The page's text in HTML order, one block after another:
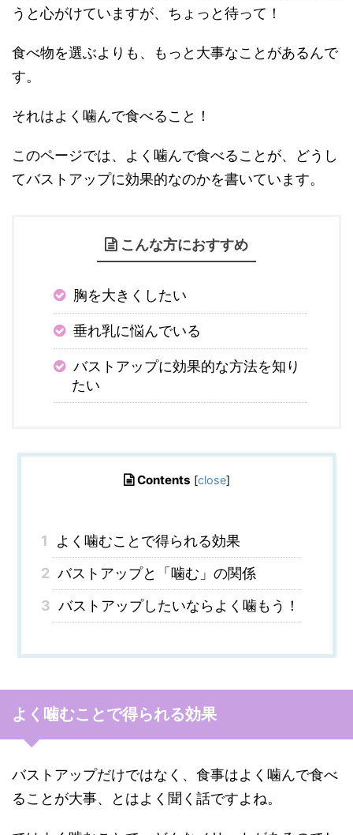
うと心がけていますが、ちょっと待って！
食べ物を選ぶよりも、もっと大事なことがあるんで
す。
それはよく噛んで食べること！
このページでは、よく噛んで食べることが、どうし
てバストアップに効果的なのかを書いています。
こんな方におすすめ
胸を大きくしたい
垂れ乳に悩んでいる
バストアップに効果的な方法を知り
たい
Contents [close]
1
よく噛むことで得られる効果
2 バストアップと「噛む」の関係
3 バストアップしたいならよく噛もう！
よく噛むことで得られる効果
バストアップだけではなく、食事はよく噛んで食べ
ることが大事、とはよく聞く話ですよね。